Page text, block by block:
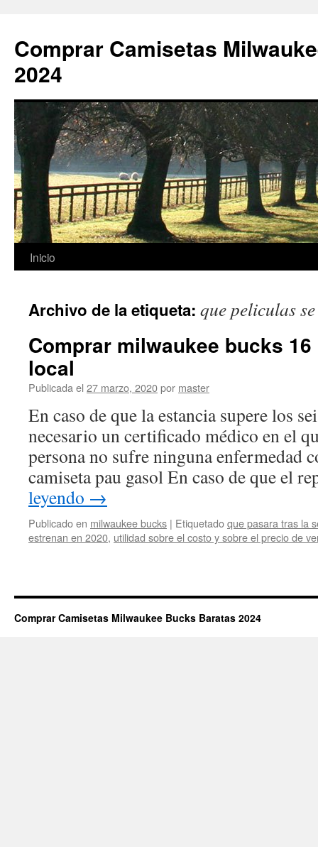
Comprar Camisetas
2024
Saltar
contenido
Inicio
Archivo de la etiqueta: que peliculas
Comprar milwaukee bucks
local
Publicada el 27 marzo, 2020por master
En caso de que la estancia supere los
necesario un certificado médico en el
persona no sufre ninguna enfermedad
camiseta pau gasol En caso de que el
leyendo →
Publicado en milwaukee bucks | Etiquetadoque pasara tras la
estrenan en 2020, utilidad sobre el costo y sobre el precio de
Comprar Camisetas Milwaukee Bucks Baratas 2024